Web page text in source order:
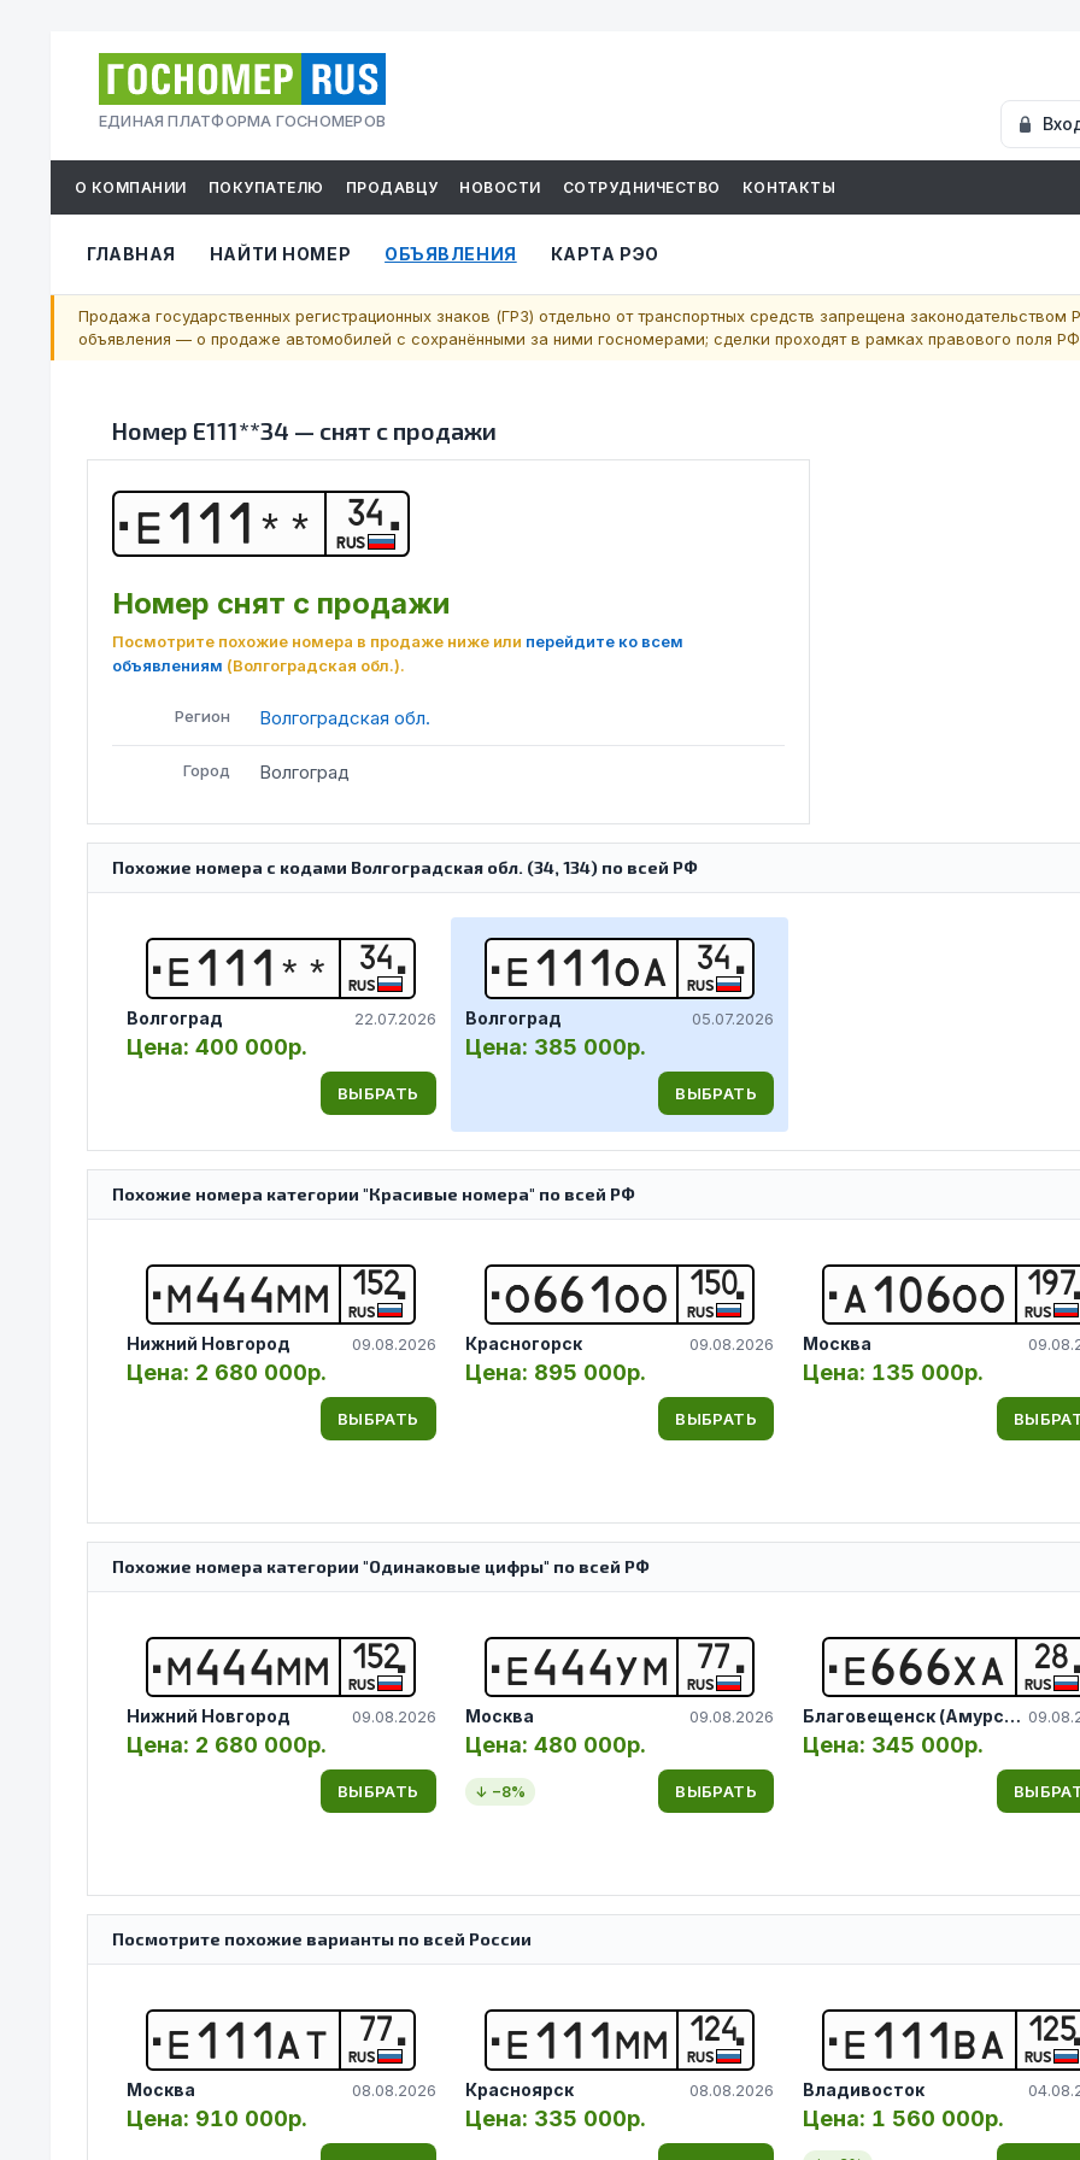
ЕДИНАЯ ПЛАТФОРМА ГОСНОМЕРОВ
О КОМПАНИИ ПОКУПАТЕЛЮ ПРОДАВЦУ НОВОСТИ СОТРУДНИЧЕСТВО КОНТАКТЫ
ГЛАВНАЯ НАЙТИ НОМЕР ОБЪЯВЛЕНИЯ КАРТА РЭО
Продажа государственных регистрационных знаков (ГРЗ) отдельно от транспортных средств запрещена
объявления — о продаже автомобилей с сохранёнными за ними госномерами; сделки проходят в рамках правового поля
Номер Е111**34 — снят с продажи
Е 1 1 1 * * 34
RUS
Номер снят с продажи
Посмотрите похожие номера в продаже ниже или перейдите ко всем
объявлениям (Волгоградская обл.).
Регион Волгоградская обл.
Город Волгоград
Похожие номера с кодами Волгоградская обл. (34, 134) по всей РФ
Е 1 1 1 * * 34
RUS
Волгоград 22.07.2026
Цена: 400 000р.
ВЫБРАТЬ
Е 1 1 1 ОА 34
RUS
Волгоград 05.07.2026
Цена: 385 000р.
ВЫБРАТЬ
Похожие номера категории "Красивые номера" по всей РФ
М444ММ 152
RUS
Нижний Новгород 09.08.2026
Цена: 2 680 000р.
ВЫБРАТЬ
О661 ОО 150
RUS
Красногорск 09.08.2026
Цена: 895 000р.
ВЫБРАТЬ
А 1 06ОО 197
RUS
Москва
Цена: 135 000р.
Похожие номера категории "Одинаковые цифры" по всей РФ
М444ММ 152
RUS
Нижний Новгород 09.08.2026
Цена: 2 680 000р.
ВЫБРАТЬ
Е444УМ 77
RUS
Москва 09.08.2026
Цена: 480 000р.
↓ −8% ВЫБРАТЬ
Е666Х А 28
RUS
Благовещенск (Амурская обл.)
Цена: 345 000р.
Посмотрите похожие варианты по всей России
Е 1 1 1 А Т 77
RUS
Москва 08.08.2026
Цена: 910 000р.
Е 1 1 1 ММ 124
RUS
Красноярск 08.08.2026
Цена: 335 000р.
Е 1 1 1 В А 125
RUS
Владивосток
Цена: 1 560 000р.